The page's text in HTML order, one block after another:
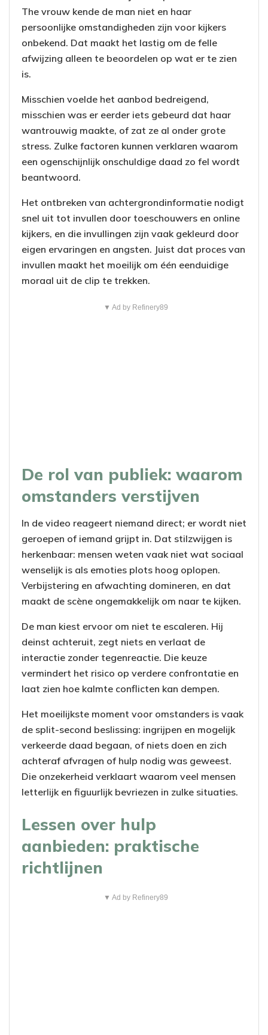
The vrouw kende de man niet en haar
persoonlijke omstandigheden zijn voor kijkers
onbekend. Dat maakt het lastig om de felle
afwijzing alleen te beoordelen op wat er te zien
is.
Misschien voelde het aanbod bedreigend,
misschien was er eerder iets gebeurd dat haar
wantrouwig maakte, of zat ze al onder grote
stress. Zulke factoren kunnen verklaren waarom
een ogenschijnlijk onschuldige daad zo fel wordt
beantwoord.
Het ontbreken van achtergrondinformatie nodigt
snel uit tot invullen door toeschouwers en online
kijkers, en die invullingen zijn vaak gekleurd door
eigen ervaringen en angsten. Juist dat proces van
invullen maakt het moeilijk om één eenduidige
moraal uit de clip te trekken.
▼ Ad by Refinery89
De rol van publiek: waarom
omstanders verstijven
In de video reageert niemand direct; er wordt niet
geroepen of iemand grijpt in. Dat stilzwijgen is
herkenbaar: mensen weten vaak niet wat sociaal
wenselijk is als emoties plots hoog oplopen.
Verbijstering en afwachting domineren, en dat
maakt de scène ongemakkelijk om naar te kijken.
De man kiest ervoor om niet te escaleren. Hij
deinst achteruit, zegt niets en verlaat de
interactie zonder tegenreactie. Die keuze
vermindert het risico op verdere confrontatie en
laat zien hoe kalmte conflicten kan dempen.
Het moeilijkste moment voor omstanders is vaak
de split-second beslissing: ingrijpen en mogelijk
verkeerde daad begaan, of niets doen en zich
achteraf afvragen of hulp nodig was geweest.
Die onzekerheid verklaart waarom veel mensen
letterlijk en figuurlijk bevriezen in zulke situaties.
Lessen over hulp
aanbieden: praktische
richtlijnen
▼ Ad by Refinery89